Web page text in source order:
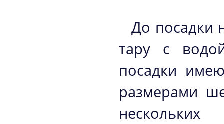
До посадки
тару с
посадки
размерами